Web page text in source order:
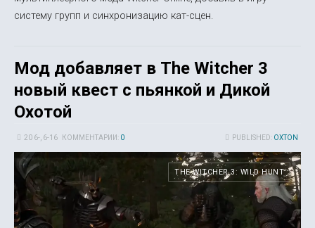
систему групп и синхронизацию кат-сцен.
Мод добавляет в The Witcher 3
новый квест с пьянкой и Дикой
Охотой
PUBLISHED: OXTON
20 6-, 6-16 КОММЕНТАРИИ: 0
THE WITCHER 3: WILD HUNT